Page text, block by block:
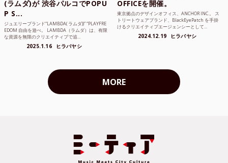
(ラムダ)が 渋谷パルコでPOPU
P S...
ジュエリーブランド“LAMBDA( ラムダ))” “PLAYFRE
EDOM 自由を遊べ。 LAMBDA（ラムダ）は、有限
な資源を無限のクリエイティブで追...
2025.1.16 ヒラバヤシ
OFFICEを開催。
東京拠点のデザインオフィス、ANCHOR INC.。 ス
トリートウェアブランド、BlackEyePatch を手掛
けるクリエイティブエージェンシーとして...
2024.12.19 ヒラバヤシ
MORE